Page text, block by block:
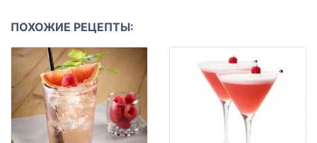
ПОХОЖИЕ РЕЦЕПТЫ: